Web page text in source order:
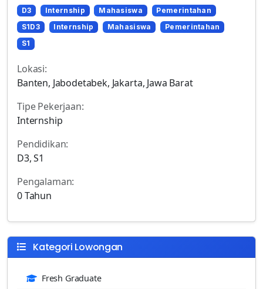
D3 Internship Mahasiswa
Pemerintahan
S1D3
Internship Mahasiswa
Pemerintahan
S1
Lokasi:
Banten, Jabodetabek, Jakarta, Jawa Barat
Tipe Pekerjaan:
Internship
Pendidikan:
D3, S1
Pengalaman:
0 Tahun
Kategori Lowongan
Fresh Graduate